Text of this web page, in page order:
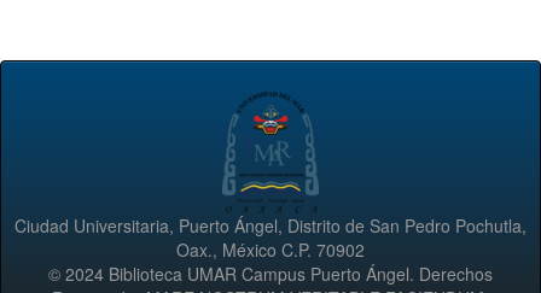
Ciudad Universitaria, Puerto Ángel, Distrito de San Pedro Pochutla,
Oax., México C.P. 70902
© 2024 Biblioteca UMAR Campus Puerto Ángel. Derechos